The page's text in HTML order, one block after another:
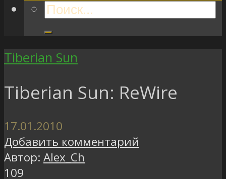
Tiberian Sun
Tiberian Sun: ReWire
17.01.2010
Добавить комментарий
Автор: Alex_Ch
109